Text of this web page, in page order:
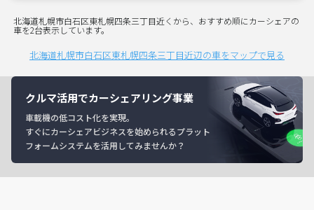
北海道札幌市白石区東札幌四条三丁目近くから、おすすめ順にカーシェアの
車を2台表示しています。
北海道札幌市白石区東札幌四条三丁目近辺の車をマップで見る
クルマ活用でカーシェアリング事業
車載機の低コスト化を実現。
すぐにカーシェアビジネスを始められるプラット
フォームシステムを活用してみませんか？